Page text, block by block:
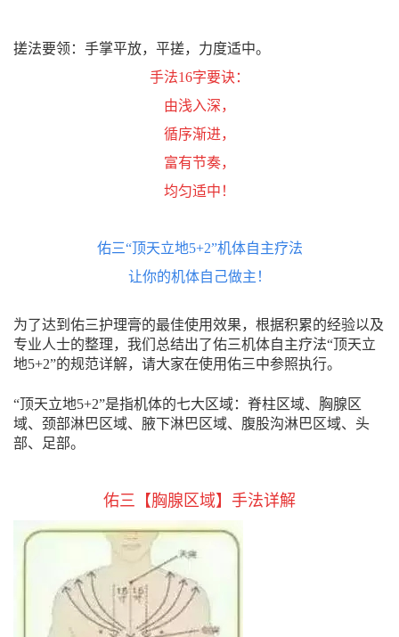
搓法要领：手掌平放，平搓，力度适中。
手法16字要诀：
由浅入深，
循序渐进，
富有节奏，
均匀适中！
佑三“顶天立地5+2”机体自主疗法
让你的机体自己做主！
为了达到佑三护理膏的最佳使用效果，根据积累的经验以及
专业人士的整理，我们总结出了佑三机体自主疗法“顶天立
地5+2”的规范详解，请大家在使用佑三中参照执行。
“顶天立地5+2”是指机体的七大区域：脊柱区域、胸腺区
域、颈部淋巴区域、腋下淋巴区域、腹股沟淋巴区域、头
部、足部。
佑三【胸腺区域】手法详解